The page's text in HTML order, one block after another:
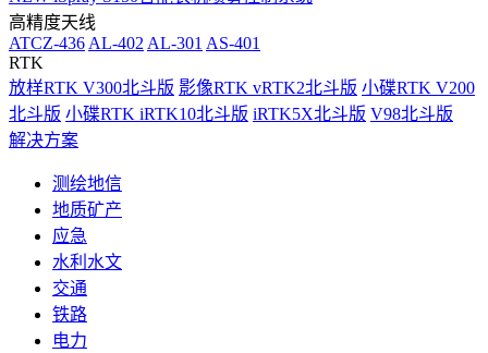
高精度天线
ATCZ-436 AL-402 AL-301 AS-401
RTK
放样RTK V300北斗版 影像RTK vRTK2北斗版 小碟RTK V200
北斗版 小碟RTK iRTK10北斗版 iRTK5X北斗版 V98北斗版
解决方案
测绘地信
地质矿产
应急
水利水文
交通
铁路
电力